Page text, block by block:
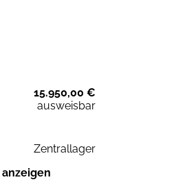
15.950,00 €
ausweisbar
Zentrallager